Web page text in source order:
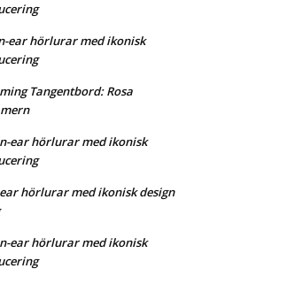
ear hörlurar med ikonisk
Tangentbord: Rosa
ear hörlurar med ikonisk
hörlurar med ikonisk design
ear hörlurar med ikonisk